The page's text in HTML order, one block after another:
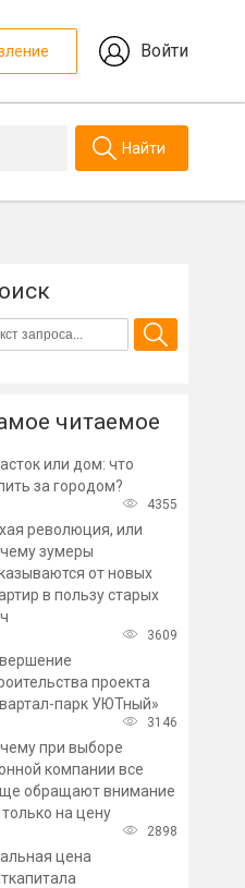
Войти
Найти
Квартиры в старых
домах вновь интересуют
покупателей
читаемое
или дом: что
за городом?
4355
революция, или
зумеры
от новых
в пользу старых
3609
проекта
парк УЮТный»
3146
при выборе
компании все
обращают внимание
на цену
2898
цена